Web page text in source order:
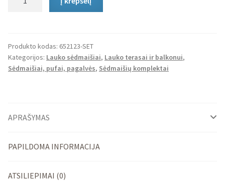
Komplektas
Square
XXL
Produkto kodas: 652123-SET
Kategorijos: Lauko sėdmaišiai, Lauko terasai ir balkonui,
Sėdmaišiai, pufai, pagalvės, Sėdmaišių komplektai
APRAŠYMAS
PAPILDOMA INFORMACIJA
ATSILIEPIMAI (0)